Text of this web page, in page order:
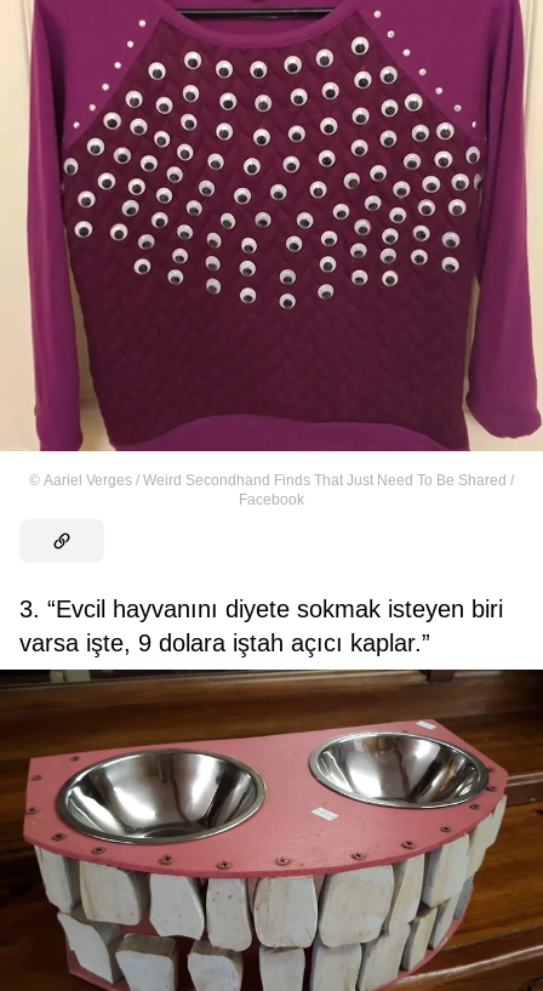
© Aariel Verges / Weird Secondhand Finds That Just Need To Be Shared /
Facebook
3. “Evcil hayvanını diyete sokmak isteyen biri
varsa işte, 9 dolara iştah açıcı kaplar.”